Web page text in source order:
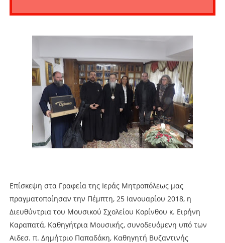
Επίσκεψη στα Γραφεία της Ιεράς Μητροπόλεως μας
πραγματοποίησαν την Πέμπτη, 25 Ιανουαρίου 2018, η
Διευθύντρια του Μουσικού Σχολείου Κορίνθου κ. Ειρήνη
Καραπατά, Καθηγήτρια Μουσικής, συνοδευόμενη υπό των
Αιδεσ. π. Δημήτριο Παπαδάκη, Καθηγητή Βυζαντινής